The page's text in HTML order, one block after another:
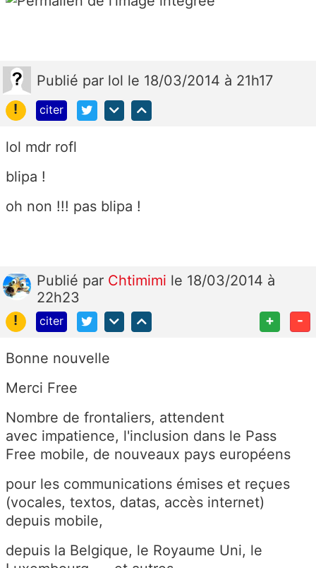
Publié par lol le 18/03/2014 à 21h17
!
citer
lol mdr rofl
blipa !
oh non !!! pas blipa !
Publié par Chtimimi le 18/03/2014 à
22h23
!
citer + -
Bonne nouvelle
Merci Free
Nombre de frontaliers, attendent
avec impatience, l'inclusion dans le Pass
Free mobile, de nouveaux pays européens
pour les communications émises et reçues
(vocales, textos, datas, accès internet)
depuis mobile,
depuis la Belgique, le Royaume Uni, le